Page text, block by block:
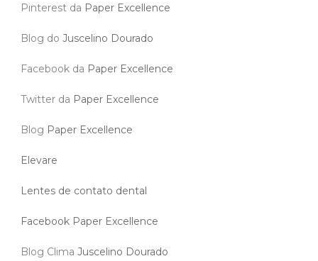
Pinterest da Paper Excellence
Blog do Juscelino Dourado
Facebook da Paper Excellence
Twitter da Paper Excellence
Blog Paper Excellence
Elevare
Lentes de contato dental
Facebook Paper Excellence
Blog Clima Juscelino Dourado